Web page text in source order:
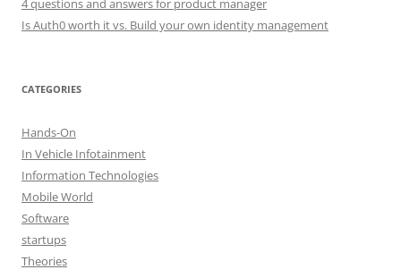
4 questions and answers for product manager
Is Auth0 worth it vs. Build your own identity management
CATEGORIES
Hands-On
In Vehicle Infotainment
Information Technologies
Mobile World
Software
startups
Theories